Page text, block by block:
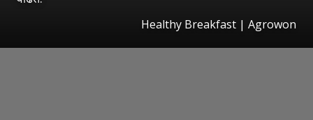
Healthy Breakfast | Agrowon